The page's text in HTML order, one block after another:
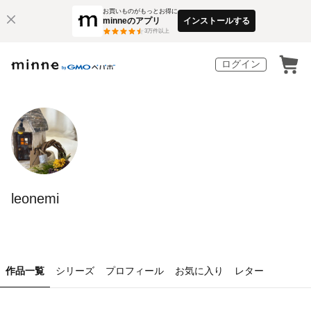
お買いものがもっとお得に
minneのアプリ
3万件以上
インストールする
ログイン
leonemi
作品一覧 シリーズ プロフィール お気に入り レター